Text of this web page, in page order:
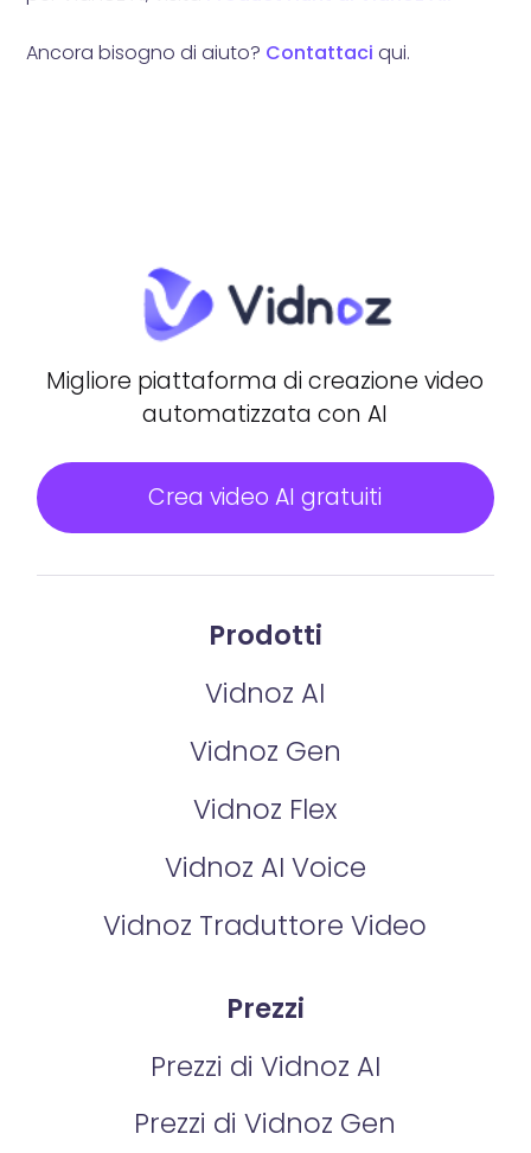
Ancora bisogno di aiuto? Contattaci qui.
Migliore piattaforma di creazione video
automatizzata con AI
Crea video AI gratuiti
Prodotti
Vidnoz AI
Vidnoz Gen
Vidnoz Flex
Vidnoz AI Voice
Vidnoz Traduttore Video
Prezzi
Prezzi di Vidnoz AI
Prezzi di Vidnoz Gen